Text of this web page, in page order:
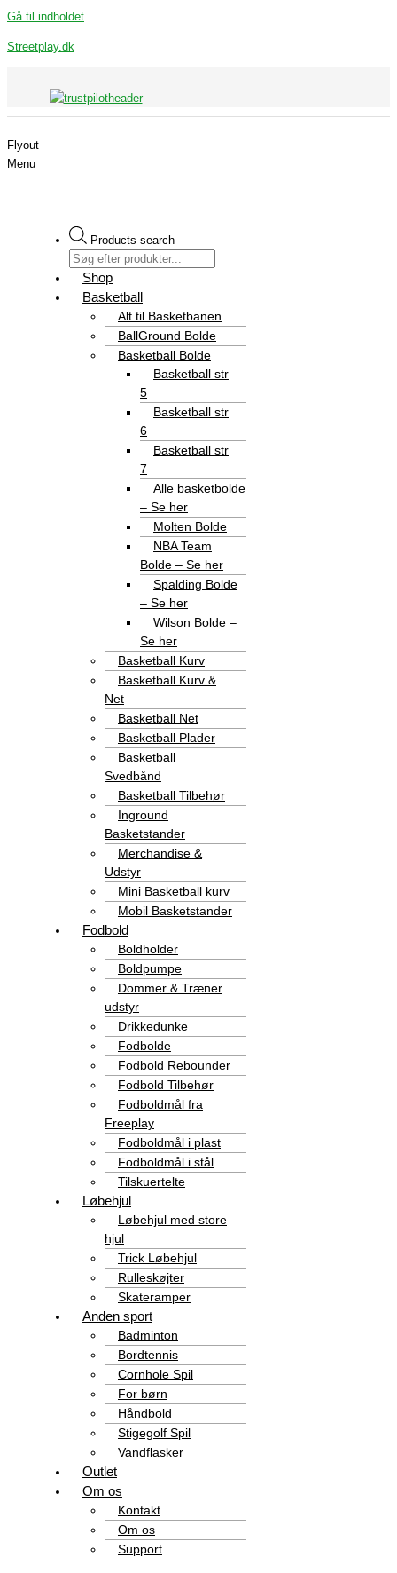
Gå til indholdet
Streetplay.dk
Flyout
Menu
Products search
Shop
Basketball
Alt til Basketbanen
BallGround Bolde
Basketball Bolde
Basketball str
5
Basketball str
6
Basketball str
7
Alle basketbolde
– Se her
Molten Bolde
NBA Team
Bolde – Se her
Spalding Bolde
– Se her
Wilson Bolde –
Se her
Basketball Kurv
Basketball Kurv &
Net
Basketball Net
Basketball Plader
Basketball
Svedbånd
Basketball Tilbehør
Inground
Basketstander
Merchandise &
Udstyr
Mini Basketball kurv
Mobil Basketstander
Fodbold
Boldholder
Boldpumpe
Dommer & Træner
udstyr
Drikkedunke
Fodbolde
Fodbold Rebounder
Fodbold Tilbehør
Fodboldmål fra
Freeplay
Fodboldmål i plast
Fodboldmål i stål
Tilskuertelte
Løbehjul
Løbehjul med store
hjul
Trick Løbehjul
Rulleskøjter
Skateramper
Anden sport
Badminton
Bordtennis
Cornhole Spil
For børn
Håndbold
Stigegolf Spil
Vandflasker
Outlet
Om os
Kontakt
Om os
Support